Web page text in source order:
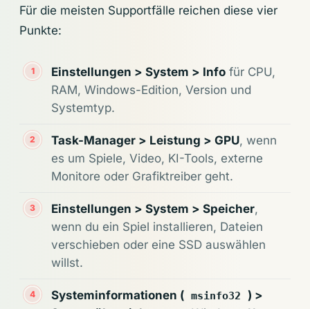
Für die meisten Supportfälle reichen diese vier
Punkte:
Einstellungen > System > Info für CPU,
RAM, Windows-Edition, Version und
Systemtyp.
Task-Manager > Leistung > GPU, wenn
es um Spiele, Video, KI-Tools, externe
Monitore oder Grafiktreiber geht.
Einstellungen > System > Speicher,
wenn du ein Spiel installieren, Dateien
verschieben oder eine SSD auswählen
willst.
Systeminformationen ( msinfo32
) >